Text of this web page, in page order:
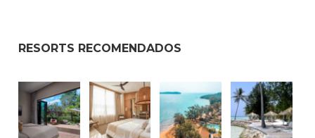
RESORTS RECOMENDADOS